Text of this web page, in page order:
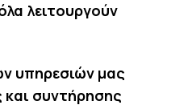
λειτουργούν
υπηρεσιών μας
συντήρησης